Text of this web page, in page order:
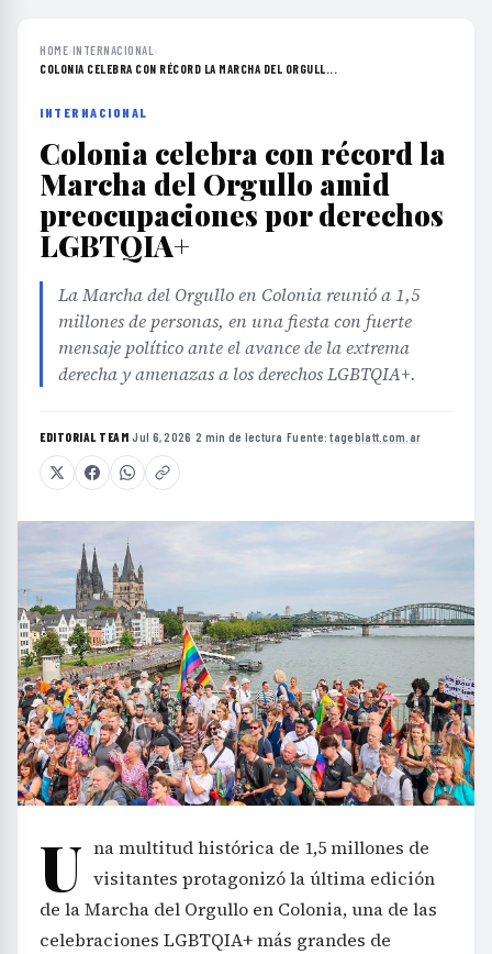
HOME›INTERNACIONAL ›
COLONIA CELEBRA CON RÉCORD LA MARCHA DEL ORGULL...
INTERNACIONAL
Colonia celebra con récord la
Marcha del Orgullo amid
preocupaciones por derechos
LGBTQIA+
La Marcha del Orgullo en Colonia reunió a 1,5
millones de personas, en una fiesta con fuerte
mensaje político ante el avance de la extrema
derecha y amenazas a los derechos LGBTQIA+.
EDITORIAL TEAM·Jul 6, 2026 ·2 min de lectura ·Fuente:tageblatt.com.ar
U na multitud histórica de 1,5 millones de
visitantes protagonizó la última edición
de la Marcha del Orgullo en Colonia, una de las
celebraciones LGBTQIA+ más grandes de